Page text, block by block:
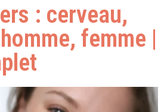
: cerveau,
femme |